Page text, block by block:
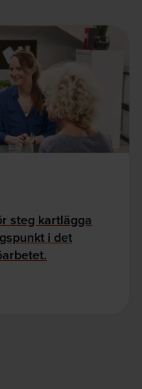
steg kartlägga
i det